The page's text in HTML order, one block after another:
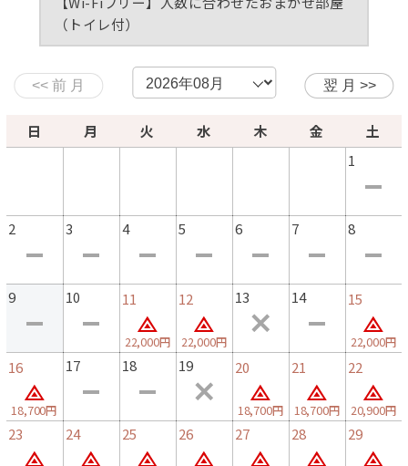
気の知れた方同士でご利用ください。
※3歳未満の乳幼児さまはおひとり様につき施設使用料
2750円が現地で必要となります。
※５名様以上で一部屋でご一緒にご宿泊を希望のお客様
一度、お問い合わせください！
※団体様のご旅行も日によってお受けすることができま
す！（食事内容・料金等もご相談ください）お問い合わせ
ください。
トイレなしおまかせ部屋をご用意させていただけることが
ございます、日帰りのお客さまに１番人気の海の見えるお
部屋ですので、予約状況により、ご利用いただけないこと
もございます。先ずは、ご連絡ください。
（トイレ付）
日 月 火 水 木 金
土
1
2 3 4 5 6 7 8
9 10 11
22,000円
12
22,000円
13 14 15
22,000円
16
18,700円
17 18 19 20
18,700円
21
18,700円
22
20,900円
23 24 25 26 27 28 29